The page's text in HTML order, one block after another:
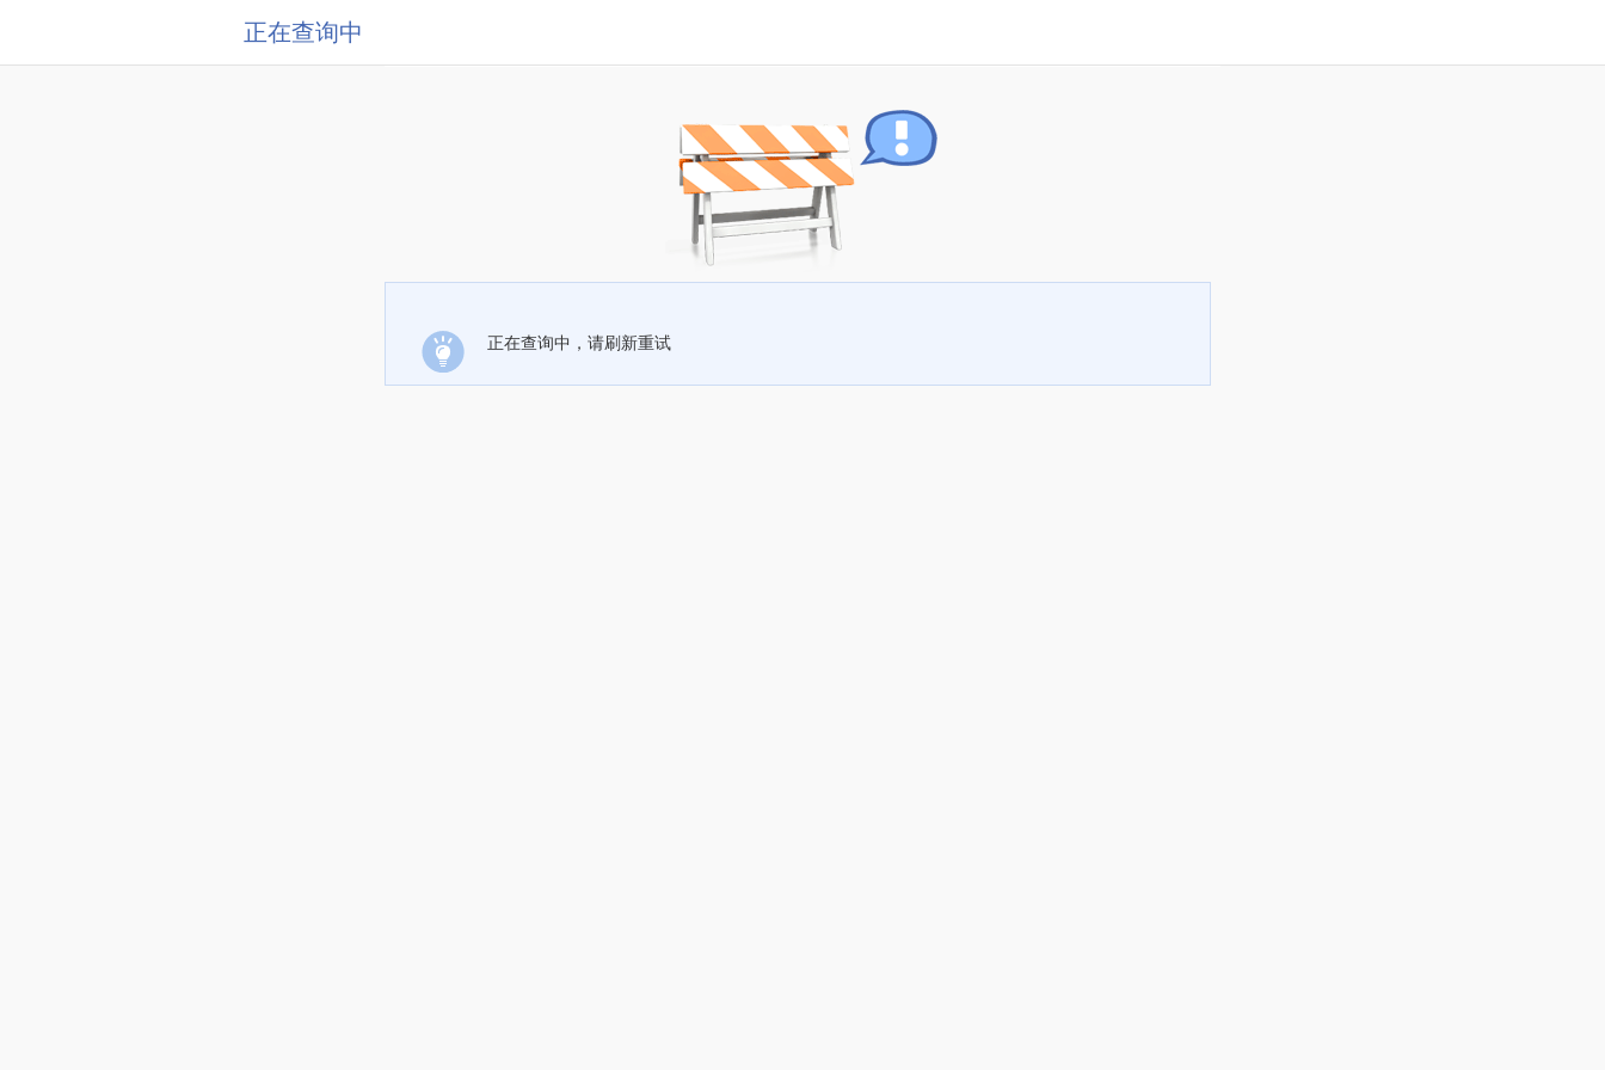
正在查询中
正在查询中，请刷新重试